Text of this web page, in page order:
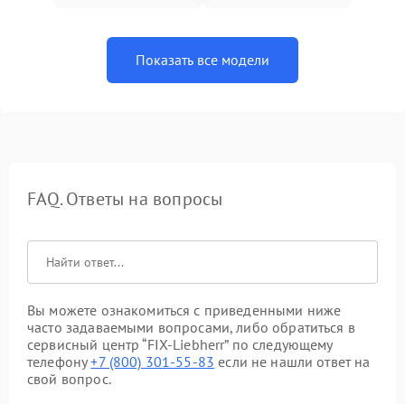
Показать все модели
FAQ. Ответы на вопросы
Вы можете ознакомиться с приведенными ниже
часто задаваемыми вопросами, либо обратиться в
сервисный центр “FIX-Liebherr” по следующему
телефону+7 (800) 301-55-83 если не нашли ответ на
свой вопрос.